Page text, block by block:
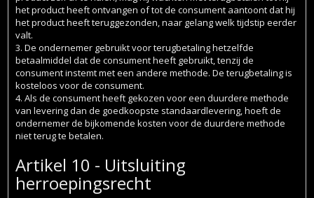
het product heeft ontvangen of tot de consument aantoont dat hij
het product heeft teruggezonden, naar gelang welk tijdstip eerder
valt.
3. De ondernemer gebruikt voor terugbetaling hetzelfde
betaalmiddel dat de consument heeft gebruikt, tenzij de
consument instemt met een andere methode. De terugbetaling is
kosteloos voor de consument.
4. Als de consument heeft gekozen voor een duurdere methode
van levering dan de goedkoopste standaardlevering, hoeft de
ondernemer de bijkomende kosten voor de duurdere methode
niet terug te betalen.
Artikel 10 - Uitsluiting
herroepingsrecht